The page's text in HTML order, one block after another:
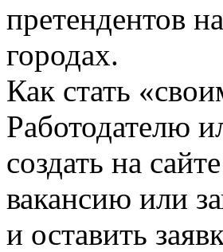
претендентов
городах.
Как стать
Работодателю
создать на
вакансию или
и оставить